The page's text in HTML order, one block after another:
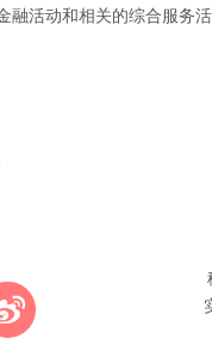
融活动和相关的综合服务